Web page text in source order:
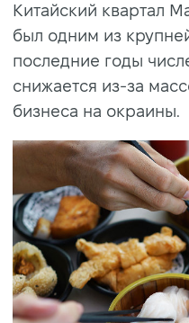
Китайский квартал
был одним из
последние годы
снижается из-за
бизнеса на окраины.